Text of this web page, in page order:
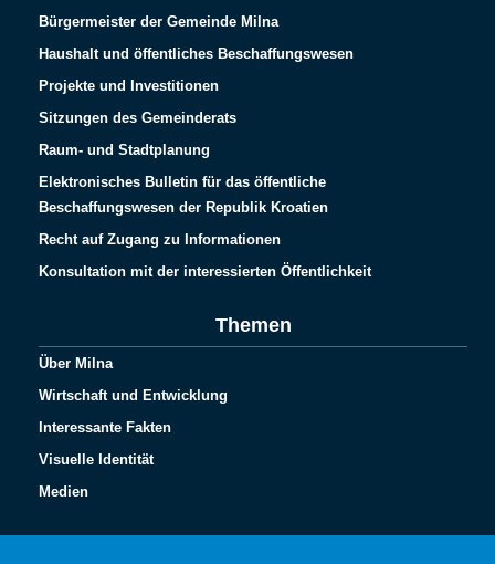
Bürgermeister der Gemeinde Milna
Haushalt und öffentliches Beschaffungswesen
Projekte und Investitionen
Sitzungen des Gemeinderats
Raum- und Stadtplanung
Elektronisches Bulletin für das öffentliche
Beschaffungswesen der Republik Kroatien
Recht auf Zugang zu Informationen
Konsultation mit der interessierten Öffentlichkeit
Themen
Über Milna
Wirtschaft und Entwicklung
Interessante Fakten
Visuelle Identität
Medien